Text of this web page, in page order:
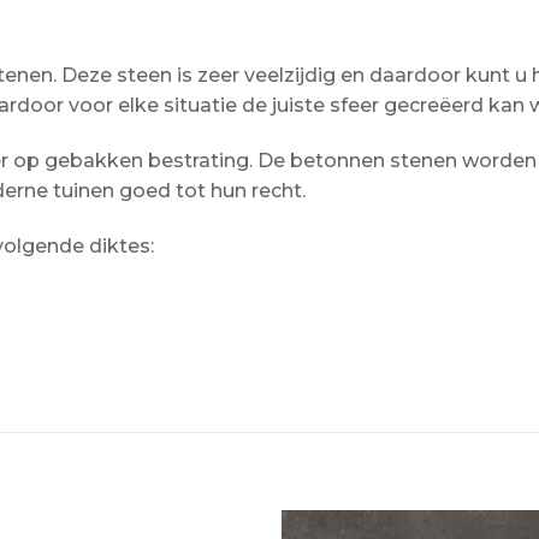
Deze steen is zeer veelzijdig en daardoor kunt u
voor elke situatie de juiste sfeer gecreëerd kan
gebakken bestrating. De betonnen stenen
tuinen goed tot hun recht.
diktes: